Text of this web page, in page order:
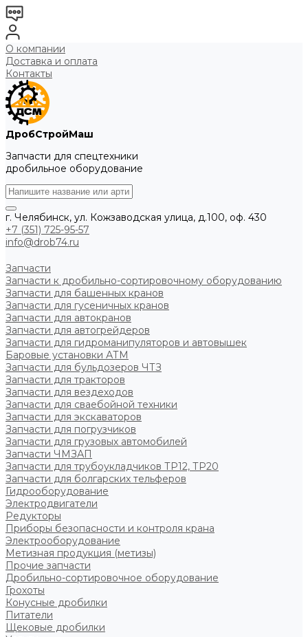
О компании
Доставка и оплата
Контакты
ДробСтройМаш
Запчасти для спецтехники
дробильное оборудование
г. Челябинск, ул. Кожзаводская улица, д.100, оф. 430
+7 (351) 725-95-57
info@drob74.ru
Запчасти
Запчасти к дробильно-сортировочному оборудованию
Запчасти для башенных кранов
Запчасти для гусеничных кранов
Запчасти для автокранов
Запчасти для автогрейдеров
Запчасти для гидроманипуляторов и автовышек
Баровые установки АТМ
Запчасти для бульдозеров ЧТЗ
Запчасти для тракторов
Запчасти для вездеходов
Запчасти для сваебойной техники
Запчасти для экскаваторов
Запчасти для погрузчиков
Запчасти для грузовых автомобилей
Запчасти ЧМЗАП
Запчасти для трубоукладчиков ТР12, ТР20
Запчасти для болгарских тельферов
Гидрооборудование
Электродвигатели
Редукторы
Приборы безопасности и контроля крана
Электрооборудование
Метизная продукция (метизы)
Прочие запчасти
Дробильно-сортировочное оборудование
Грохоты
Конусные дробилки
Питатели
Щековые дробилки